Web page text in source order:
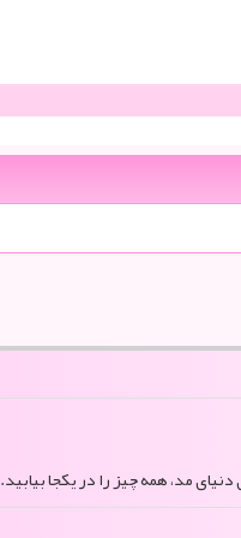
مد، همه چیز را در یکجا بیابید.